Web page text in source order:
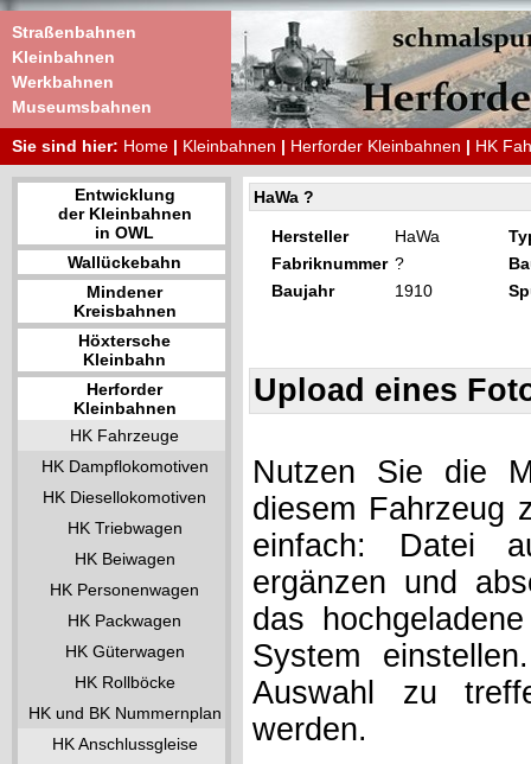
Straßenbahnen
Kleinbahnen
Werkbahnen
Museumsbahnen
Sie sind hier: Home | Kleinbahnen | Herforder Kleinbahnen | HK
Entwicklung
der Kleinbahnen
in OWL
Wallückebahn
Mindener
Kreisbahnen
Höxtersche
Kleinbahn
Herforder
Kleinbahnen
HK Fahrzeuge
HK Dampflokomotiven
HK Diesellokomotiven
HK Triebwagen
HK Beiwagen
HK Personenwagen
HK Packwagen
HK Güterwagen
HK Rollböcke
HK und BK Nummernplan
HK Anschlussgleise
HaWa ?
Hersteller HaWa
Fabriknummer ?
Baujahr
1910
Upload eines
Nutzen Sie die
diesem Fahrzeug
einfach: Datei
ergänzen und
das
System
Auswahl zu
werden.